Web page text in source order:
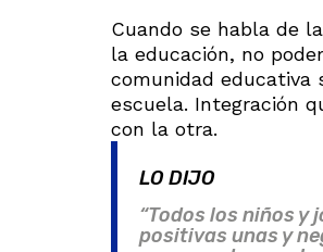
Cuando se habla de
la educación, no
comunidad educativa
escuela. Integración
con la otra.
LO DIJO
“Todos los niños y
positivas unas y